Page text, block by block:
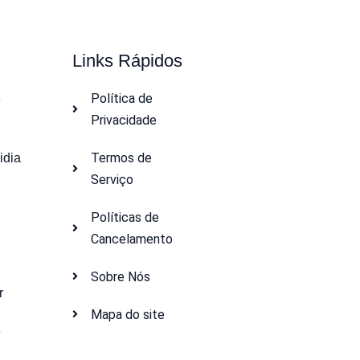
Links Rápidos
Política de
Privacidade
Termos de
Serviço
Políticas de
Cancelamento
Sobre Nós
Mapa do site